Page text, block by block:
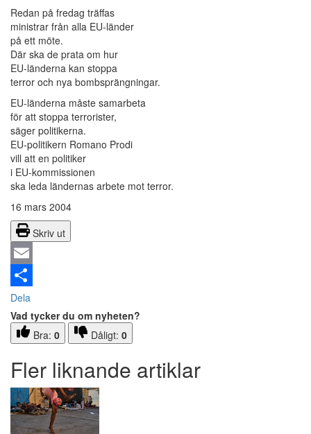
Redan på fredag träffas
ministrar från alla EU-länder
på ett möte.
Där ska de prata om hur
EU-länderna kan stoppa
terror och nya bombsprängningar.
EU-länderna måste samarbeta
för att stoppa terrorister,
säger politikerna.
EU-politikern Romano Prodi
vill att en politiker
i EU-kommissionen
ska leda ländernas arbete mot terror.
16 mars 2004
Skriv ut
Email
Dela
Vad tycker du om nyheten?
Bra: 0 Dåligt: 0
Fler liknande artiklar